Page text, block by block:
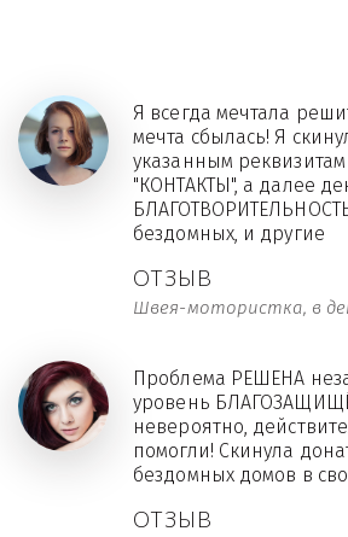
ОТЗЫВ
Швея-мотористка, в
Я всегда мечтала
мечта сбылась! Я
указанным
"КОНТАКТЫ", а далее
бездомных, и другие
ОТЗЫВ
Проблема РЕШЕНА
уровень
невероятно,
помогли! Скинула
бездомных домов в